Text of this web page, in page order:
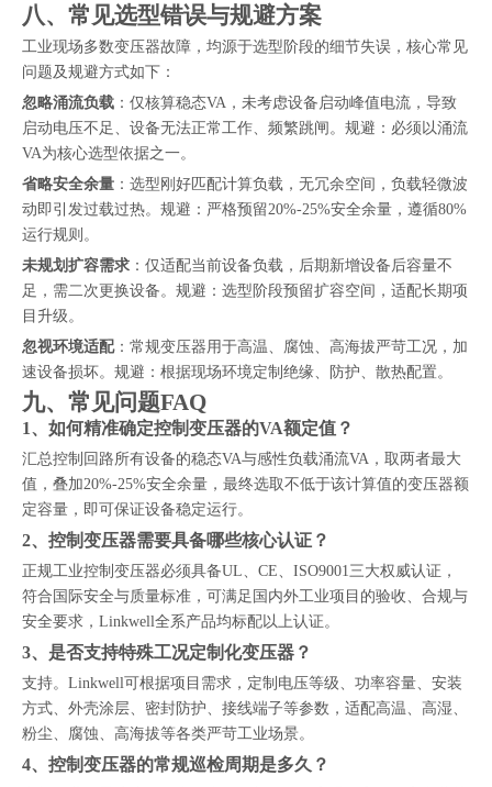
八、常见选型错误与规避方案
工业现场多数变压器故障，均源于选型阶段的细节失误，核心常见
问题及规避方式如下：
忽略涌流负载 ：仅核算稳态VA，未考虑设备启动峰值电流，导致
启动电压不足、设备无法正常工作、频繁跳闸。规避：必须以涌流
VA为核心选型依据之一。
省略安全余量 ：选型刚好匹配计算负载，无冗余空间，负载轻微波
动即引发过载过热。规避：严格预留20%-25%安全余量，遵循80%
运行规则。
未规划扩容需求 ：仅适配当前设备负载，后期新增设备后容量不
足，需二次更换设备。规避：选型阶段预留扩容空间，适配长期项
目升级。
忽视环境适配：常规变压器用于高温、腐蚀、高海拔严苛工况，加
速设备损坏。规避：根据现场环境定制绝缘、防护、散热配置。
九、常见问题FAQ
1、如何精准确定控制变压器的VA额定值？
汇总控制回路所有设备的稳态VA与感性负载涌流VA，取两者最大
值，叠加20%-25%安全余量，最终选取不低于该计算值的变压器额
定容量，即可保证设备稳定运行。
2、控制变压器需要具备哪些核心认证？
正规工业控制变压器必须具备UL、CE、ISO9001三大权威认证，
符合国际安全与质量标准，可满足国内外工业项目的验收、合规与
安全要求，Linkwell全系产品均标配以上认证。
3、是否支持特殊工况定制化变压器？
支持。Linkwell可根据项目需求，定制电压等级、功率容量、安装
方式、外壳涂层、密封防护、接线端子等参数，适配高温、高湿、
粉尘、腐蚀、高海拔等各类严苛工业场景。
4、控制变压器的常规巡检周期是多久？